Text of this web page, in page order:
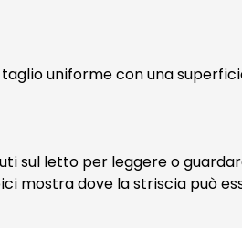
uniforme con una
sul letto per leggere o
mostra dove la striscia può